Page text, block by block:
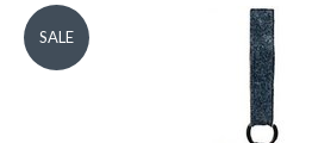
SALE